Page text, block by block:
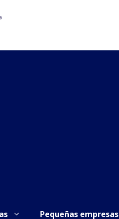
Pequeñas empresas